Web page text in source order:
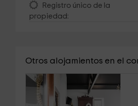
Registro único de la
propiedad:
Otros alojamientos en el